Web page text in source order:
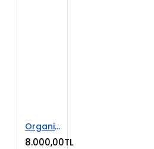
Organik Ürünler E-Ticaret Sitesi
8.000,00TL